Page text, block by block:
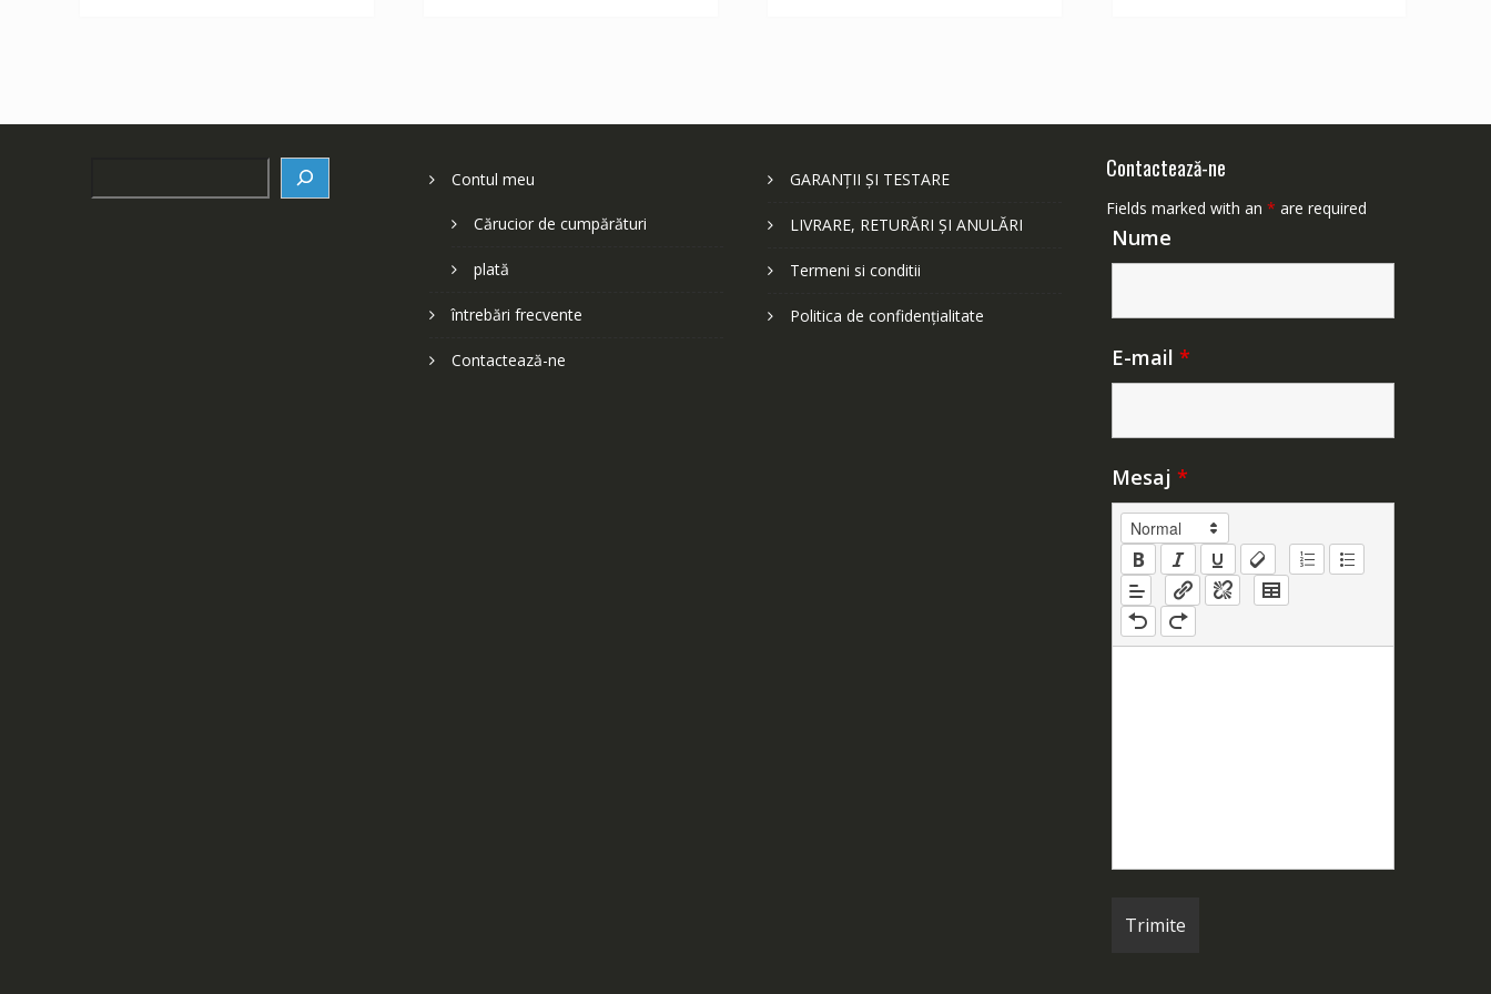
Contul meu
Cărucior de cumpărături
plată
întrebări frecvente
Contactează-ne
GARANȚII ȘI TESTARE
LIVRARE, RETURĂRI ȘI ANULĂRI
Termeni si conditii
Politica de confidențialitate
Contactează-ne
Fields marked with an * are required
Nume
E-mail *
Mesaj *